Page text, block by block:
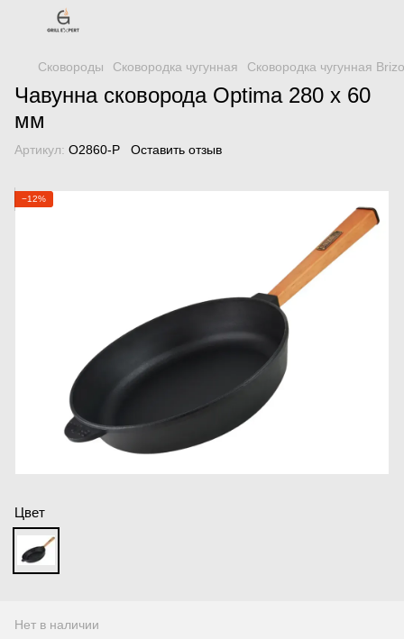
Сковороды Сковородка чугунная Сковородка чугунная
Чавунна сковорода Optimа 280 х 60
мм
Артикул: O2860-P Оставить отзыв
−12%
Цвет
Нет в наличии